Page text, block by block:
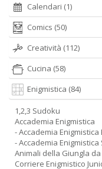
Calendari (1)
Comics (50)
Creatività (112)
Cucina (58)
Enigmistica (84)
1,2,3 Sudoku
Accademia Enigmistica
- Accademia Enigmistica
- Accademia
Animali della Giungla
Corriere Enigmistico